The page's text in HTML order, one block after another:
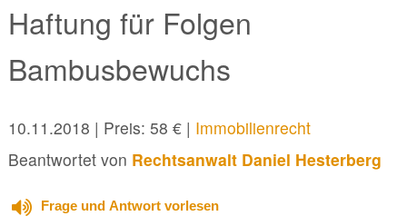
Haftung für Folgen
Bambusbewuchs
10.11.2018 | Preis: 58 € | Immobilienrecht
Beantwortet von Rechtsanwalt Daniel Hesterberg
Frage und Antwort vorlesen